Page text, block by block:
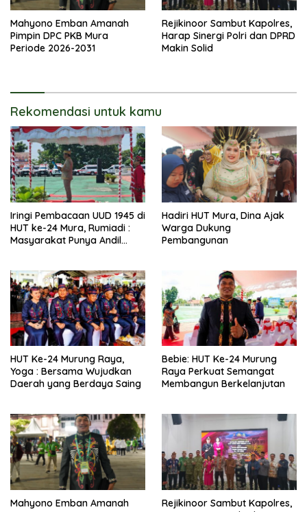
Mahyono Emban Amanah
Pimpin DPC PKB Mura
Periode 2026-2031
Rejikinoor Sambut Kapolres,
Harap Sinergi Polri dan DPRD
Makin Solid
Rekomendasi untuk kamu
Iringi Pembacaan UUD 1945 di
HUT ke-24 Mura, Rumiadi :
Masyarakat Punya Andil
Hadiri HUT Mura, Dina Ajak
Warga Dukung
Pembangunan
HUT Ke-24 Murung Raya,
Yoga : Bersama Wujudkan
Daerah yang Berdaya Saing
Bebie: HUT Ke-24 Murung
Raya Perkuat Semangat
Membangun Berkelanjutan
Mahyono Emban Amanah
Rejikinoor Sambut Kapolres,